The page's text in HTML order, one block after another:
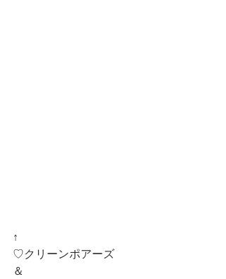
↑
♡クリーンポアーズ
＆